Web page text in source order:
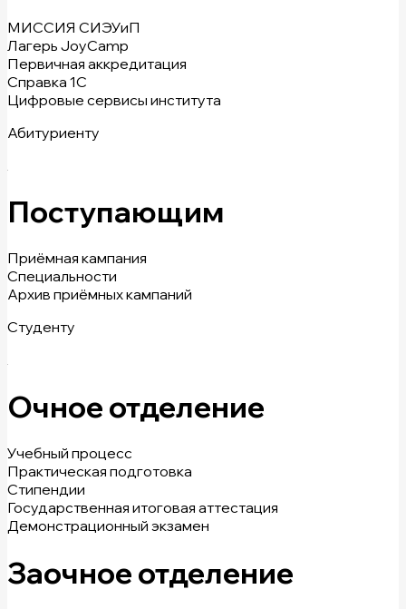
МИССИЯ СИЭУиП
Лагерь JoyCamp
Первичная аккредитация
Справка 1С
Цифровые сервисы института
Абитуриенту
Поступающим
Приёмная кампания
Специальности
Архив приёмных кампаний
Студенту
Очное отделение
Учебный процесс
Практическая подготовка
Стипендии
Государственная итоговая аттестация
Демонстрационный экзамен
Заочное отделение